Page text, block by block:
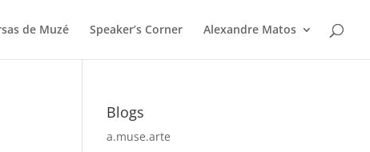
de Muzé Speaker’s Corner Alexandre Matos
Blogs
a.muse.arte